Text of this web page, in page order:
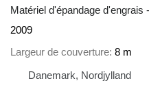
Matériel d'épandage d'engrais
2009
Largeur de couverture 8 m
Danemark, Nordjylland